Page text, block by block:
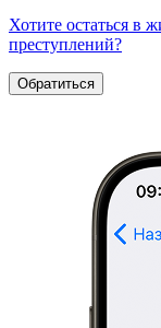
Хотите остаться в
преступлений?
Обратиться